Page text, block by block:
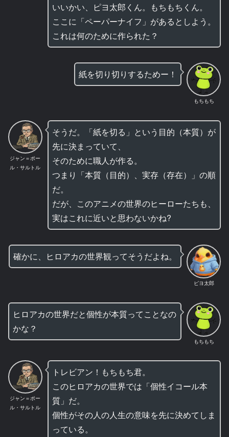
いいかい、ピヨ太郎くん。もちもちくん。
ここに「ペーパーナイフ」があるとしよう。
これは何のために作られた？
もちもち
紙を切り切りするためー！
ジャン＝ポー
ル・サルトル
そうだ。「紙を切る」という目的（本質）が
先に決まっていて、
そのために職人が作る。
つまり「本質（目的）、実存（存在）」の順
だ。
だが、このアニメの世界のヒーローたちも、
実はこれに近いと思わないかね?
ピヨ太郎
確かに、ヒロアカの世界観ってそうだよね。
もちもち
ヒロアカの世界だと個性が本質ってことなの
かな？
ジャン＝ポー
ル・サルトル
トレビアン！もちもち君。
このヒロアカの世界では「個性イコール本
質」だ。
個性がその人の人生の意味を先に決めてしま
っている。